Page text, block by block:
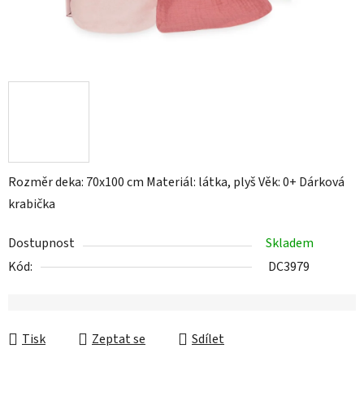
Rozměr deka: 70x100 cm Materiál: látka, plyš Věk: 0+ Dárková
krabička
Dostupnost
Skladem
Kód:
DC3979
Tisk Zeptat se Sdílet